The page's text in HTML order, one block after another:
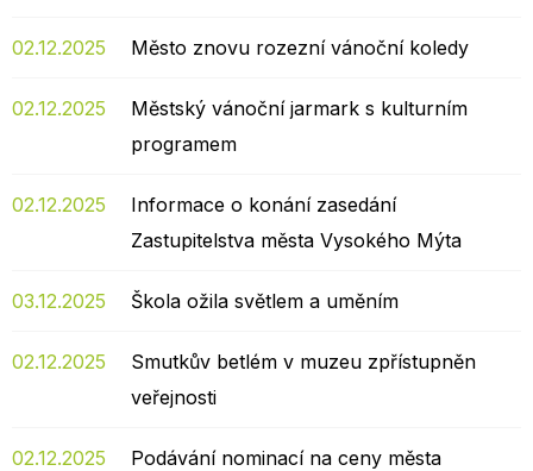
02.12.2025 Město znovu rozezní vánoční koledy
02.12.2025
Městský vánoční jarmark s kulturním
programem
02.12.2025
Informace o konání zasedání
Zastupitelstva města Vysokého Mýta
03.12.2025 Škola ožila světlem a uměním
02.12.2025
Smutkův betlém v muzeu zpřístupněn
veřejnosti
02.12.2025 Podávání nominací na ceny města